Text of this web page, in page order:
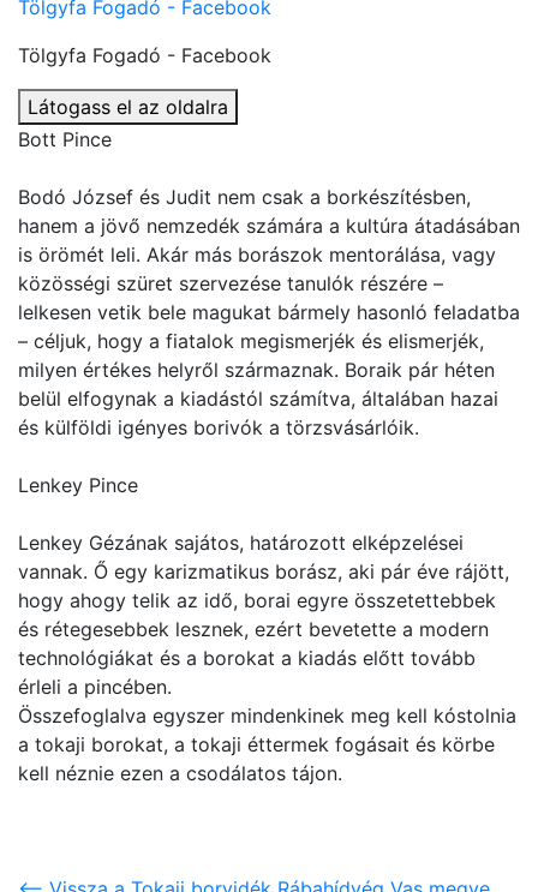
Tölgyfa Fogadó - Facebook
Tölgyfa Fogadó - Facebook
Látogass el az oldalra
Bott Pince
Bodó József és Judit nem csak a borkészítésben,
hanem a jövő nemzedék számára a kultúra átadásában
is örömét leli. Akár más borászok mentorálása, vagy
közösségi szüret szervezése tanulók részére –
lelkesen vetik bele magukat bármely hasonló feladatba
– céljuk, hogy a fiatalok megismerjék és elismerjék,
milyen értékes helyről származnak. Boraik pár héten
belül elfogynak a kiadástól számítva, általában hazai
és külföldi igényes borivók a törzsvásárlóik.
Lenkey Pince
Lenkey Gézának sajátos, határozott elképzelései
vannak. Ő egy karizmatikus borász, aki pár éve rájött,
hogy ahogy telik az idő, borai egyre összetettebbek
és rétegesebbek lesznek, ezért bevetette a modern
technológiákat és a borokat a kiadás előtt tovább
érleli a pincében.
Összefoglalva egyszer mindenkinek meg kell kóstolnia
a tokaji borokat, a tokaji éttermek fogásait és körbe
kell néznie ezen a csodálatos tájon.